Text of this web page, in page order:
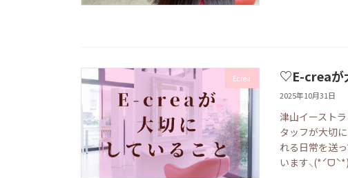
Ecrea ♡E-creaが
2025年10月31日
津山イースト
タッフが大切
れる日常を送
います